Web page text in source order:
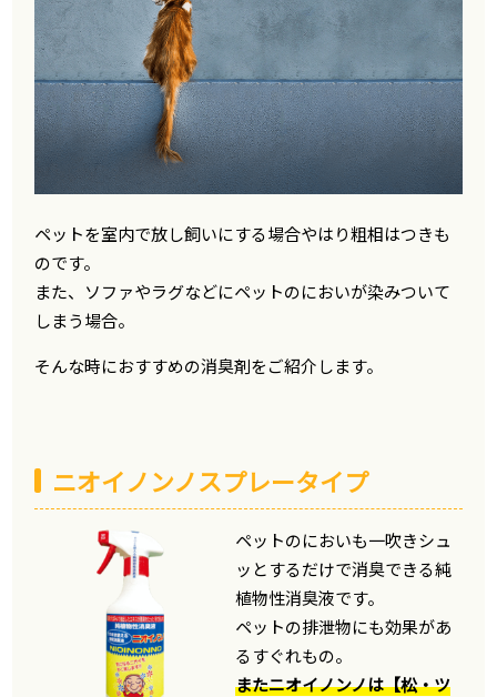
ペットを室内で放し飼いにする場合やはり粗相はつきも
のです。
また、ソファやラグなどにペットのにおいが染みついて
しまう場合。
そんな時におすすめの消臭剤をご紹介します。
ニオイノンノスプレータイプ
ペットのにおいも一吹きシュ
ッとするだけで消臭できる純
植物性消臭液です。
ペットの排泄物にも効果があ
るすぐれもの。
またニオイノンノは【松・ツ